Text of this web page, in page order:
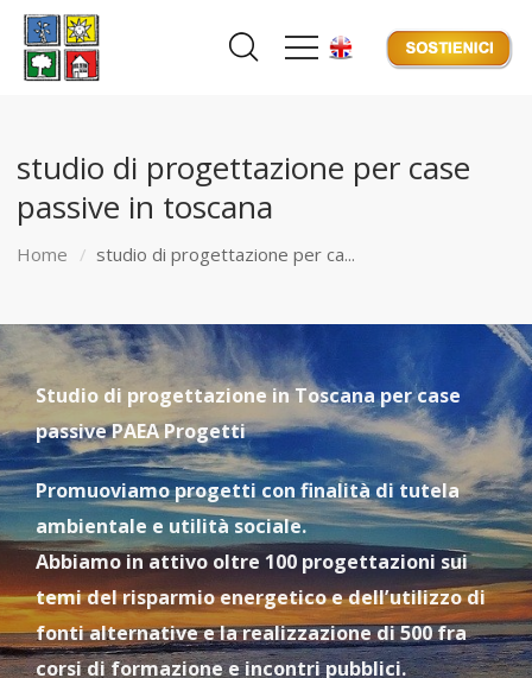
studio di progettazione per case
passive in toscana
Home studio di progettazione per ca...
Studio di progettazione in Toscana per case
passive PAEA Progetti
Promuoviamo progetti con finalità di tutela
ambientale e utilità sociale.
Abbiamo in attivo oltre 100 progettazioni sui
temi del risparmio energetico e dell’utilizzo di
fonti alternative e la realizzazione di 500 fra
corsi di formazione e incontri pubblici.